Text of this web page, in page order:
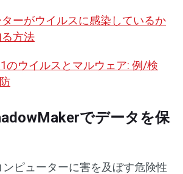
ーがウイルスに感染しているか
方法
のウイルスとマルウェア: 例/検
でデータを保
ピューターに害を及ぼす危険性